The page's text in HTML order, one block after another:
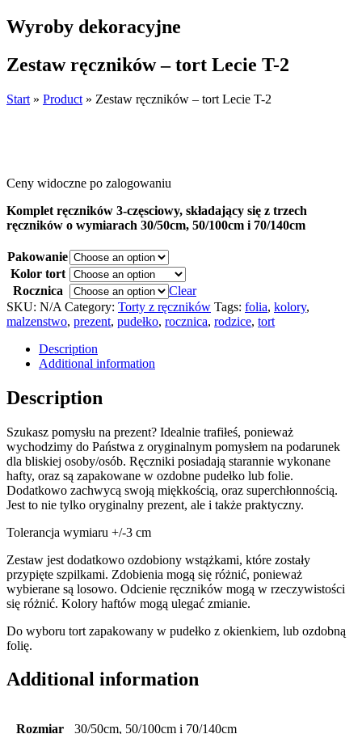
Wyroby dekoracyjne
Zestaw ręczników – tort Lecie T-2
Start » Product » Zestaw ręczników – tort Lecie T-2
Ceny widoczne po zalogowaniu
Komplet ręczników 3-częsciowy, składający się z trzech
ręczników o wymiarach 30/50cm, 50/100cm i 70/140cm
Pakowanie
Kolor tort
Rocznica
Clear
SKU: N/A Category: Torty z ręczników Tags: folia, kolory,
malzenstwo, prezent, pudełko, rocznica, rodzice, tort
Description
Additional information
Description
Szukasz pomysłu na prezent? Idealnie trafiłeś, ponieważ
wychodzimy do Państwa z oryginalnym pomysłem na podarunek
dla bliskiej osoby/osób. Ręczniki posiadają starannie wykonane
hafty, oraz są zapakowane w ozdobne pudełko lub folie.
Dodatkowo zachwycą swoją miękkością, oraz superchłonnością.
Jest to nie tylko oryginalny prezent, ale i także praktyczny.
Tolerancja wymiaru +/-3 cm
Zestaw jest dodatkowo ozdobiony wstążkami, które zostały
przypięte szpilkami. Zdobienia mogą się różnić, ponieważ
wybierane są losowo. Odcienie ręczników mogą w rzeczywistości
się różnić. Kolory haftów mogą ulegać zmianie.
Do wyboru tort zapakowany w pudełko z okienkiem, lub ozdobną
folię.
Additional information
Rozmiar 30/50cm, 50/100cm i 70/140cm